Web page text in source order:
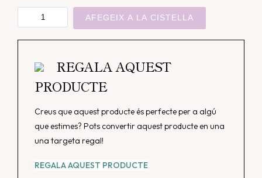
quantitat
de
C+C
AFEGEIX A LA CISTELLA
REGALA AQUEST
PRODUCTE
Creus que aquest producte és perfecte per a algú
que estimes? Pots convertir aquest producte en una
una targeta regal!
REGALA AQUEST PRODUCTE